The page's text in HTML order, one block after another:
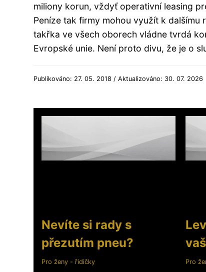
miliony korun, vždyť operativní leasing
Peníze tak firmy mohou využít k
takřka ve všech oborech vládne tvrdá
Evropské unie. Není proto divu, že je o
Publikováno: 27. 05. 2018 / Aktualizováno: 30. 07. 2026
Nevíte si rady s
přezutím pneu?
Pro ženy - řidičky
Pro